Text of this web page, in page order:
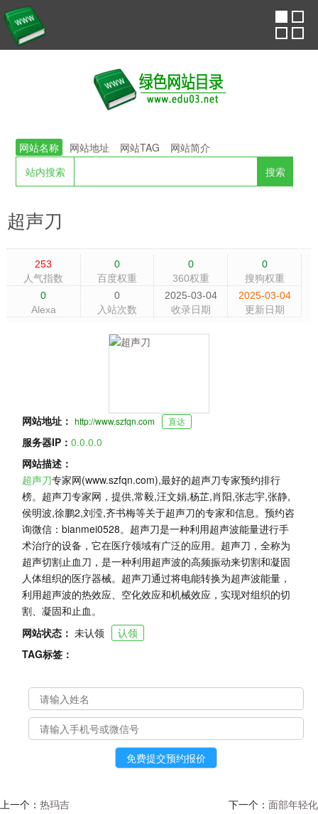
网站名称 网站地址 网站TAG
网站简介
站内搜索
超声刀
253
人气指数
0
百度权重
0
360权重
0
搜狗权重
0
Alexa
0
入站次数
2025-03-04
收录日期
2025-03-04
更新日期
网站地址： http://www.szfqn.com 直达
服务器IP：0.0.0.0
网站描述：
超声刀专家网(www.szfqn.com),最好的超声刀专家预约排行
榜。超声刀专家网，提供,常毅,汪文娟,杨芷,肖阳,张志宇,张静,
侯明波,徐鹏2,刘滢,齐书梅等关于超声刀的专家和信息。预约咨
询微信：bianmei0528。超声刀是一种利用超声波能量进行手
术治疗的设备，它在医疗领域有广泛的应用。超声刀，全称为
超声切割止血刀，是一种利用超声波的高频振动来切割和凝固
人体组织的医疗器械。超声刀通过将电能转换为超声波能量，
利用超声波的热效应、空化效应和机械效应，实现对组织的切
割、凝固和止血。
网站状态： 未认领
认领
TAG标签：
上一个： 热玛吉 下一个： 面部年轻化